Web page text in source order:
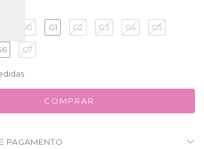
GG G1 G2 G3 G4 G5
G7
PAGAMENTO